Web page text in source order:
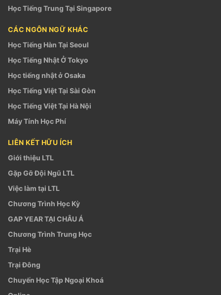
Học Tiếng Trung Tại Singapore
CÁC NGÔN NGỮ KHÁC
Học Tiếng Hàn Tại Seoul
Học Tiếng Nhật Ở Tokyo
Học tiếng nhật ở Osaka
Học Tiếng Việt Tại Sài Gòn
Học Tiếng Việt Tại Hà Nội
Máy Tính Học Phí
LIÊN KẾT HỮU ÍCH
Giới thiệu LTL
Gặp Gỡ Đội Ngũ LTL
Việc làm tại LTL
Chương Trình Học Kỳ
GAP YEAR TẠI CHÂU Á
Chương Trình Trung Học
Trại Hè
Trại Đông
Chuyến Học Tập Ngoại Khoá